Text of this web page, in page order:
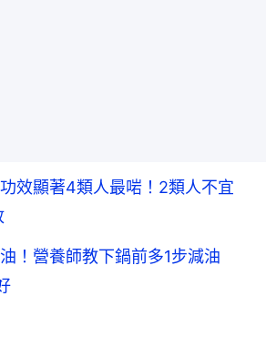
效顯著4類人最啱！2類人不宜
！營養師教下鍋前多1步減油